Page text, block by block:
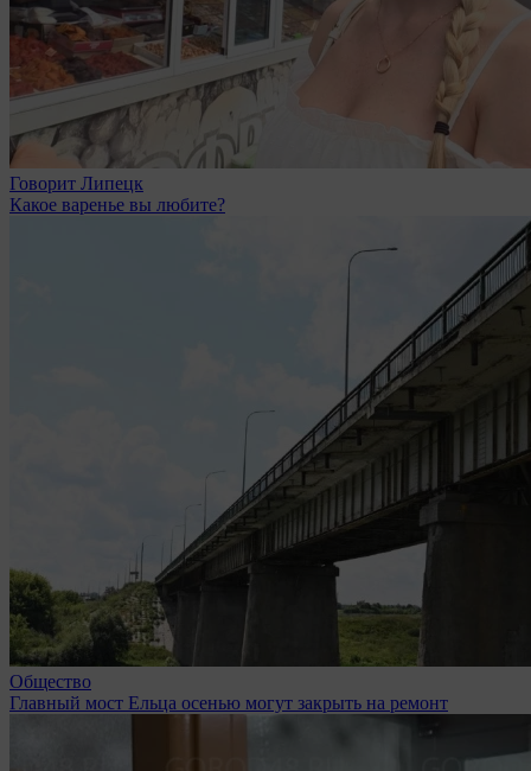
Говорит Липецк
Какое варенье вы любите?
Общество
Главный мост Ельца осенью могут закрыть на ремонт